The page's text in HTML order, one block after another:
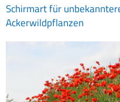
Schirmart für
Ackerwildpflanzen